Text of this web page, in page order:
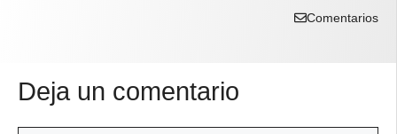
Comentarios
Deja un comentario